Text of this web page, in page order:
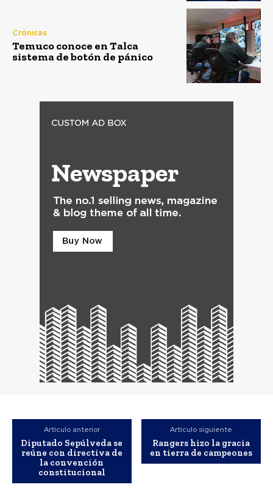
Crónicas
Temuco conoce en Talca
sistema de botón de pánico
Artículo anterior
Diputado Sepúlveda se
reúne con directiva de
la convención
constitucional
Artículo siguiente
Rangers hizo la gracia
en tierra de campeones